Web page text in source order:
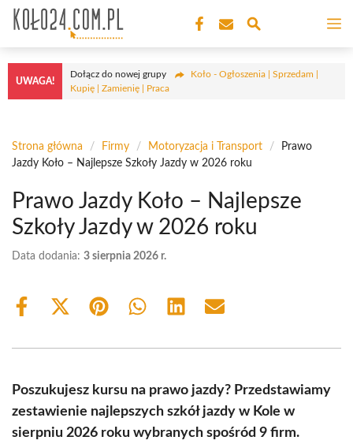
Przejdź
treści
UWAGA!
Dołącz do nowej grupy
Koło - Ogłoszenia | Sprzedam |
Kupię | Zamienię | Praca
Strona główna / Firmy / Motoryzacja i Transport /
Prawo
Jazdy Koło – Najlepsze Szkoły Jazdy w 2026 roku
Prawo Jazdy Koło – Najlepsze
Szkoły Jazdy w 2026 roku
Data dodania: 3 sierpnia 2026 r.
Share
Share
(Twitter)
Share Share Share Share
Poszukujesz kursu na prawo jazdy? Przedstawiamy
zestawienie najlepszych szkół jazdy w Kole w
sierpniu 2026 roku wybranych spośród 9 firm.